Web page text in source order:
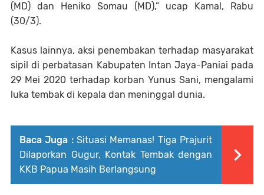
(MD) dan Heniko Somau (MD),” ucap Kamal, Rabu
(30/3).
Kasus lainnya, aksi penembakan terhadap masyarakat
sipil di perbatasan Kabupaten Intan Jaya-Paniai pada
29 Mei 2020 terhadap korban Yunus Sani, mengalami
luka tembak di kepala dan meninggal dunia.
Baca Juga : Situasi Memanas! Tiga Prajurit
Dilaporkan Gugur, Kontak Tembak dengan
KKB Papua Masih Berlangsung